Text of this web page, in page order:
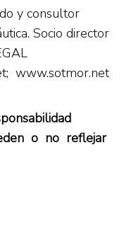
y consultor
Socio director
www.sotmor.net
o no reflejar